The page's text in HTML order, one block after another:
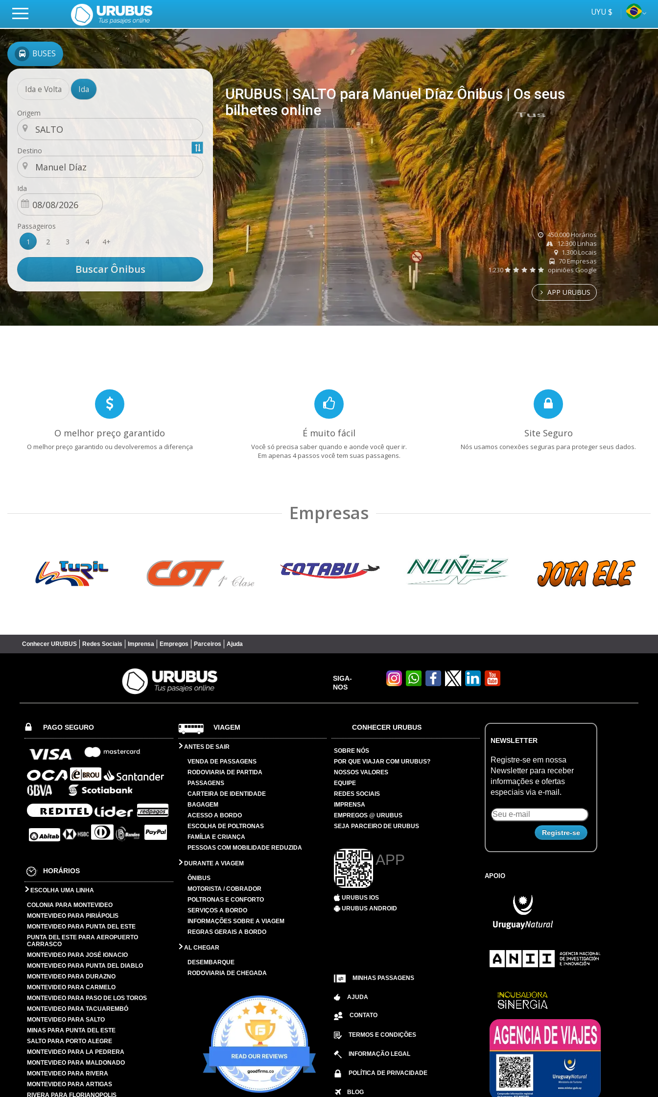
UYU $
BUSES
Ida e Volta Ida
Origem
Destino
Ida
Passageiros
1
2 3 4 4+
URUBUS | SALTO para Manuel Díaz Ônibus | Os seus
bilhetes online
online
Tus
ómnibus
450.000 Horários
12.300 Linhas
1.300 Locais
70 Empresas
1.230
opiniões Google
APP URUBUS
O melhor preço garantido
O melhor preço garantido ou devolveremos a diferença
É muito fácil
Você só precisa saber quando e aonde você quer ir.
Em apenas 4 passos você tem suas passagens.
Site Seguro
Nós usamos conexões seguras para proteger seus dados.
Empresas
Conhecer URUBUS Redes Sociais Imprensa Empregos Parceiros Ajuda
SIGA-
NOS
PAGO SEGURO
HORÁRIOS
ESCOLHA UMA LINHA
COLONIA PARA MONTEVIDEO
MONTEVIDEO PARA PIRIÁPOLIS
MONTEVIDEO PARA PUNTA DEL ESTE
PUNTA DEL ESTE PARA AEROPUERTO
CARRASCO
MONTEVIDEO PARA JOSÉ IGNACIO
MONTEVIDEO PARA PUNTA DEL DIABLO
MONTEVIDEO PARA DURAZNO
MONTEVIDEO PARA CARMELO
MONTEVIDEO PARA PASO DE LOS TOROS
MONTEVIDEO PARA TACUAREMBÓ
MONTEVIDEO PARA SALTO
MINAS PARA PUNTA DEL ESTE
SALTO PARA PORTO ALEGRE
MONTEVIDEO PARA LA PEDRERA
MONTEVIDEO PARA MALDONADO
MONTEVIDEO PARA RIVERA
MONTEVIDEO PARA ARTIGAS
RIVERA PARA FLORIANOPOLIS
VIAGEM
ANTES DE SAIR
VENDA DE PASSAGENS
RODOVIARIA DE PARTIDA
PASSAGENS
CARTEIRA DE IDENTIDADE
BAGAGEM
ACESSO A BORDO
ESCOLHA DE POLTRONAS
FAMÍLIA E CRIANÇA
PESSOAS COM MOBILIDADE REDUZIDA
DURANTE A VIAGEM
ÔNIBUS
MOTORISTA / COBRADOR
POLTRONAS E CONFORTO
SERVIÇOS A BORDO
INFORMAÇÕES SOBRE A VIAGEM
REGRAS GERAIS A BORDO
AL CHEGAR
DESEMBARQUE
RODOVIARIA DE CHEGADA
CONHECER URUBUS
SOBRE NÓS
POR QUE VIAJAR COM URUBUS?
NOSSOS VALORES
EQUIPE
REDES SOCIAIS
IMPRENSA
EMPREGOS @ URUBUS
SEJA PARCEIRO DE URUBUS
APP
URUBUS IOS
URUBUS ANDROID
MINHAS PASSAGENS
AJUDA
CONTATO
TERMOS E CONDIÇÕES
INFORMAÇÃO LEGAL
POLÍTICA DE PRIVACIDADE
BLOG
NEWSLETTER
Registre-se em nossa
Newsletter para receber
informações e ofertas
especiais via e-mail.
APOIO